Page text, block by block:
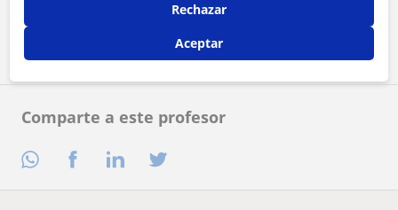
Comparte a este profesor
Rechazar
Aceptar